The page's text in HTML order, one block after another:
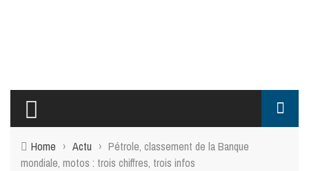
Home › Actu › Pétrole, classement de la Banque
mondiale, motos : trois chiffres, trois infos